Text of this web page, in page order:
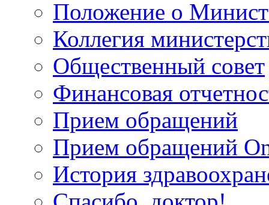
Положение о
Коллегия
Общественный совет
Финансовая
Прием обращений
Прием обращений
История